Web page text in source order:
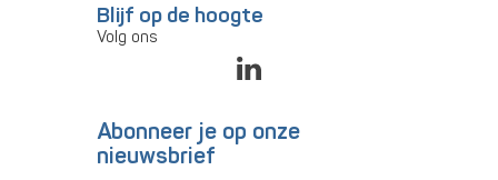
Blijf op de hoogte
Volg ons
Abonneer je op onze
nieuwsbrief